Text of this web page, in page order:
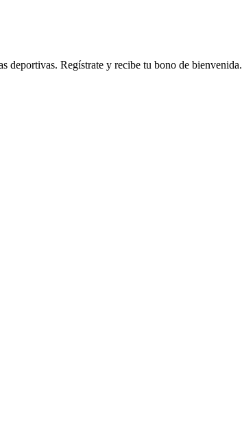
deportivas. Regístrate y recibe tu bono de bienvenida.